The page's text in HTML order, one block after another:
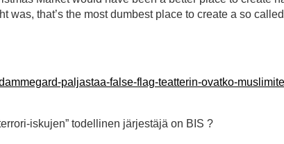
that’s the most dumbest place to create a so
paljastaa-false-flag-teatterin-ovatko-
iskujen” todellinen järjestäjä on BIS ?